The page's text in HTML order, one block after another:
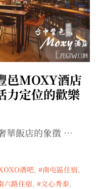
child
menu
child
menu
child
menu
child
menu
child
menu
child
menu
child
menu
child
menu
child
menu
child
menu
child
menu
child
menu
child
child
邑MOXY酒店
力定位的歡樂
華飯店的象徵 …
酒吧, 南屯區住宿,
六路住宿, 文心秀泰,